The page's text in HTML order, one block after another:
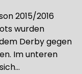
2015/2016
wurden
Derby gegen
Im unteren